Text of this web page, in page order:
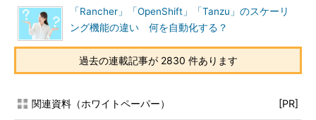
「Rancher」「OpenShift」「Tanzu」のスケーリ
ング機能の違い 何を自動化する？
過去の連載記事が 2830 件あります
関連資料（ホワイトペーパー） [PR]